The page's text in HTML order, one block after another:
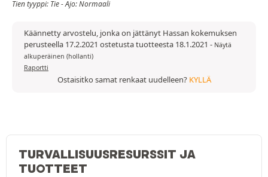
Tien tyyppi: Tie - Ajo: Normaali
Käännetty arvostelu, jonka on jättänyt Hassan kokemuksen
perusteella 17.2.2021 ostetusta tuotteesta 18.1.2021 - Näytä
alkuperäinen (hollanti)
Raportti
Ostaisitko samat renkaat uudelleen? KYLLÄ
TURVALLISUUSRESURSSIT JA
TUOTTEET